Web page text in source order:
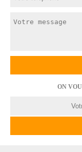
ON